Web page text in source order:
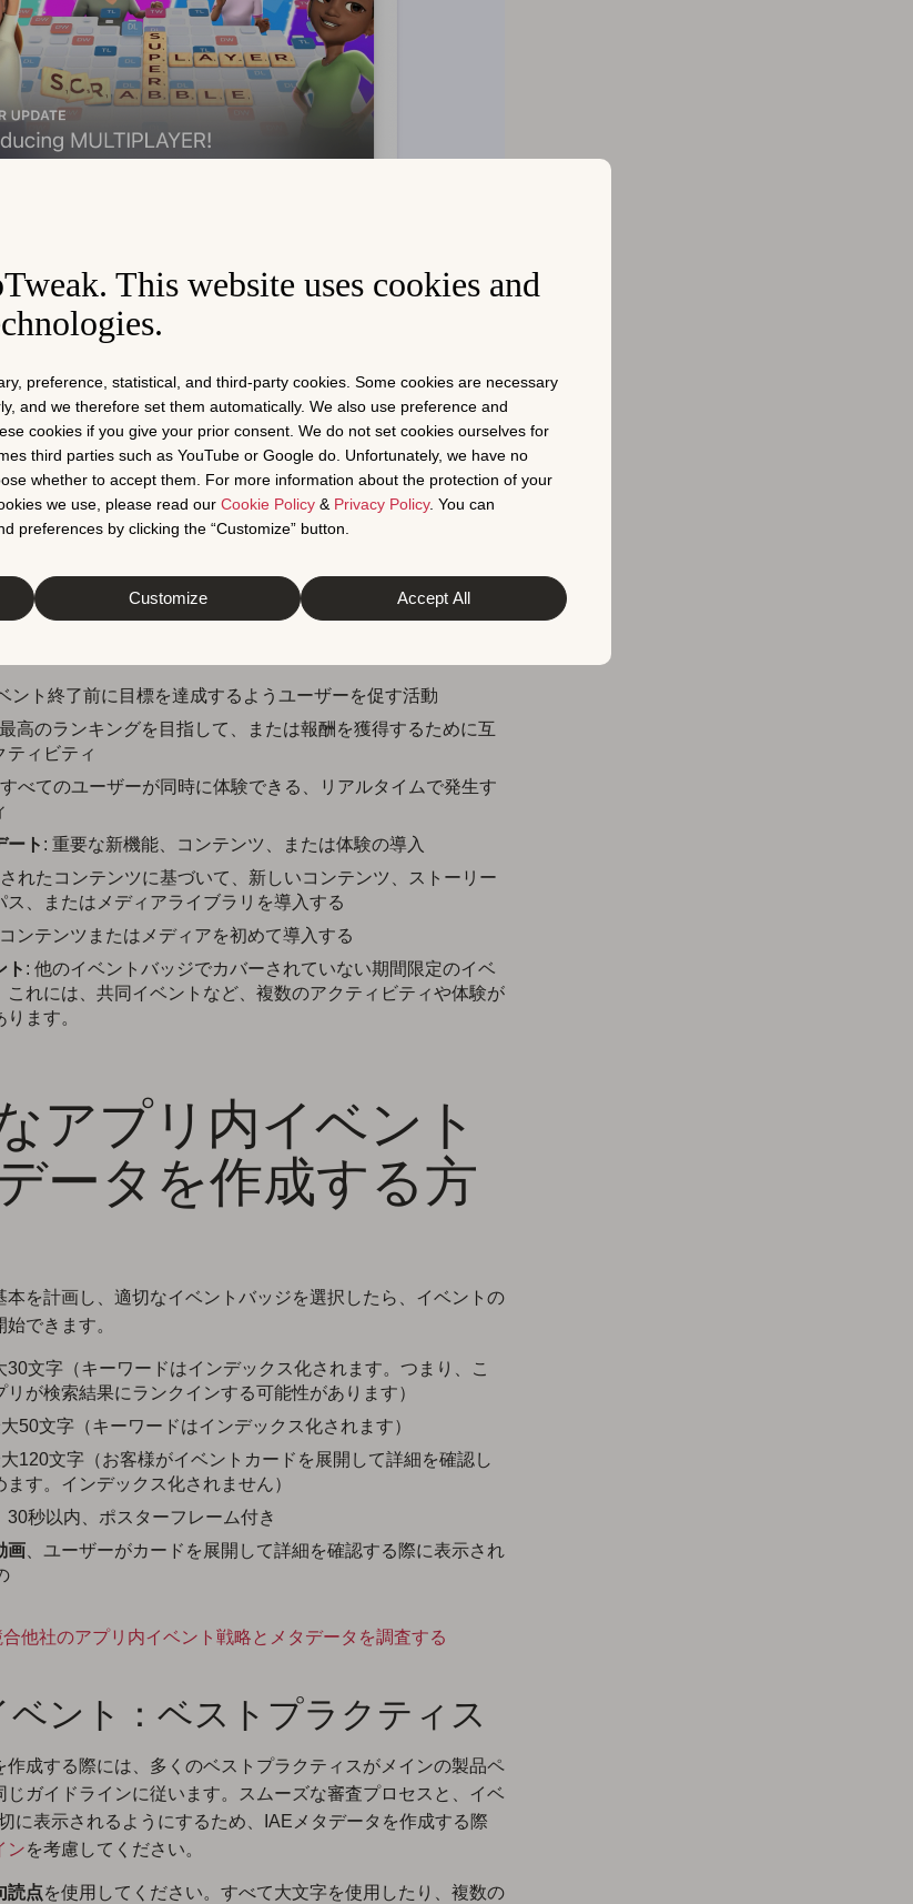
This website uses cookies and
preference, statistical, and third-party cookies. Some cookies are necessary
and we therefore set them automatically. We also use preference and
cookies if you give your prior consent. We do not set cookies ourselves for
third parties such as YouTube or Google do. Unfortunately, we have no
whether to accept them. For more information about the protection of your
we use, please read our Cookie Policy & Privacy Policy. You can
preferences by clicking the “Customize” button.
Customize Accept All
Goのアプリ内イベント。 出典: AppTweak
Scrabble® Goは、新しいマルチプレイヤー機能を宣伝する新
。
期間限定のプロモーション
や特別オファーと関連付けられるこ
し、UI調整やバグ修正のような軽微な機能強化以上の、重要
IAEに該当します。
能のリリースに合わせて、「 メジャーアップデート
」イベン
ました。このバッジはイベント名の上に配置され、新規ユー
ションが適切なアプリ内イベントであると効果的に判断し、こ
わしいイベントバッジを選択しました。
ント終了前に目標を達成するようユーザーを促す活動
高のランキングを目指して、または報酬を獲得するために互
ティビティ
すべてのユーザーが同時に体験できる、リアルタイムで発生す
ート : 重要な新機能、コンテンツ、または体験の導入
れたコンテンツに基づいて、新しいコンテンツ、ストーリー
ス、またはメディアライブラリを導入する
ンテンツまたはメディアを初めて導入する
ト : 他のイベントバッジでカバーされていない期間限定のイベ
これには、共同イベントなど、複数のアクティビティや体験が
ます。
アプリ内イベント
ータを作成する方
本を計画し、適切なイベントバッジを選択したら、イベントの
できます。
30文字（キーワードはインデックス化されます。つまり、こ
リが検索結果にランクインする可能性があります）
大50文字（キーワードはインデックス化されます）
大120文字（お客様がイベントカードを展開して詳細を確認し
す。インデックス化されません）
、30秒以内、ポスターフレーム付き
画 、ユーザーがカードを展開して詳細を確認する際に表示され
他社のアプリ内イベント戦略とメタデータを調査する
ベント：ベストプラクティス
作成する際には、多くのベストプラクティスがメインの製品ペ
じガイドラインに従います。スムーズな審査プロセスと、イベ
に表示されるようにするため、IAEメタデータを作成する際
ンを考慮してください。
読点を使用してください。すべて大文字を使用したり、複数の